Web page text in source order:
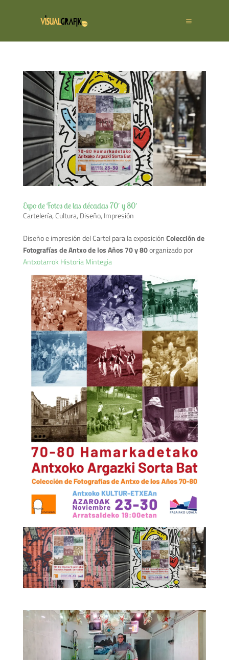
Expo de Fotos de las décadas 70′ y 80′
Cartelería,Cultura, Diseño, Impresión
Diseño e impresión del Cartel para la exposiciónColección de
Fotografías de Antxo de los Años 70 y 80organizado por
Antxotarrok Historia Mintegia